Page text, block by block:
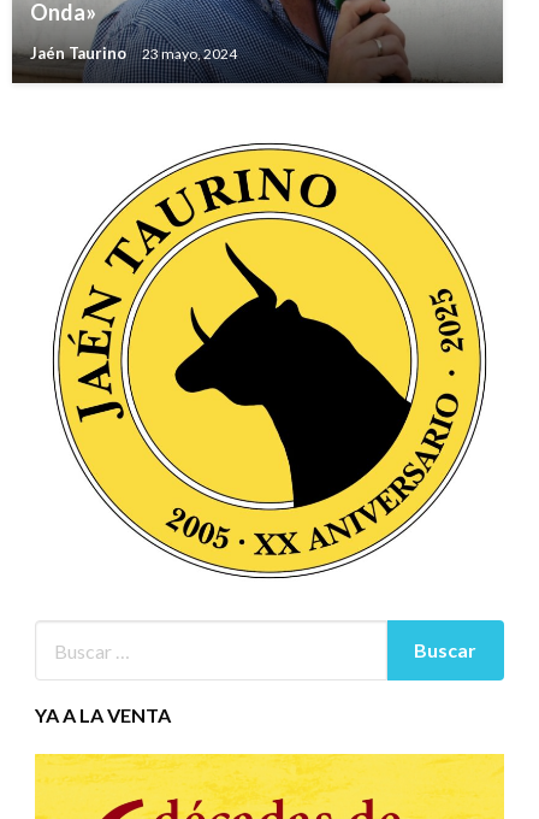
Onda»
Jaén Taurino 23 mayo, 2024
YA A LA VENTA